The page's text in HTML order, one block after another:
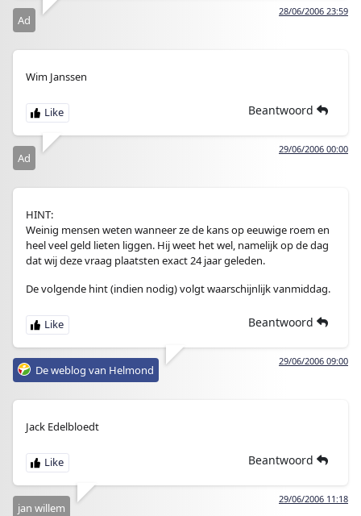
28/06/2006 23:59
Ad
Wim Janssen
Beantwoord
29/06/2006 00:00
Ad
HINT:
Weinig mensen weten wanneer ze de kans op eeuwige roem en
heel veel geld lieten liggen. Hij weet het wel, namelijk op de dag
dat wij deze vraag plaatsten exact 24 jaar geleden.
De volgende hint (indien nodig) volgt waarschijnlijk vanmiddag.
Beantwoord
29/06/2006 09:00
De weblog van Helmond
Jack Edelbloedt
Beantwoord
29/06/2006 11:18
jan willem